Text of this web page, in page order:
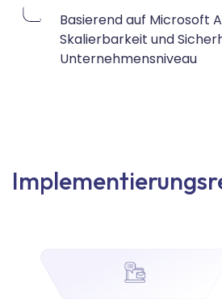
Basierend auf Microsoft
Skalierbarkeit und
Unternehmensniveau